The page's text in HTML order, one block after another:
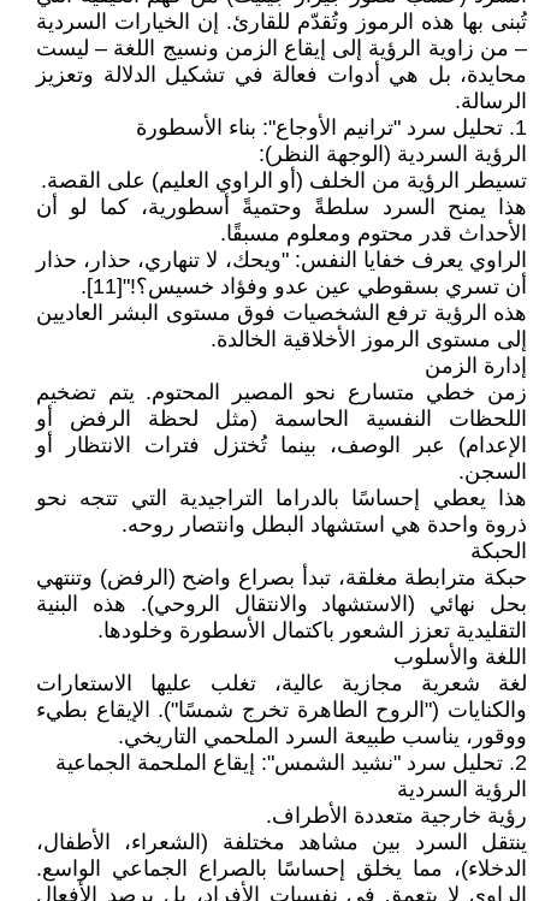
تُبنى بها هذه الرموز وتُقدّم للقارئ. إن الخيارات السردية
– من زاوية الرؤية إلى إيقاع الزمن ونسيج اللغة – ليست
محايدة، بل هي أدوات فعالة في تشكيل الدلالة وتعزيز
الرسالة.
1. تحليل سرد "ترانيم الأوجاع": بناء الأسطورة
الرؤية السردية (الوجهة النظر):
تسيطر الرؤية من الخلف (أو الراوي العليم) على القصة.
هذا يمنح السرد سلطةً وحتميةً أسطورية، كما لو أن
الأحداث قدر محتوم ومعلوم مسبقًا.
الراوي يعرف خفايا النفس: "ويحك، لا تنهاري، حذار، حذار
أن تسري بسقوطي عين عدو وفؤاد خسيس؟!"[11].
هذه الرؤية ترفع الشخصيات فوق مستوى البشر العاديين
إلى مستوى الرموز الأخلاقية الخالدة.
إدارة الزمن
زمن خطي متسارع نحو المصير المحتوم. يتم تضخيم
اللحظات النفسية الحاسمة (مثل لحظة الرفض أو
الإعدام) عبر الوصف، بينما تُختزل فترات الانتظار أو
السجن.
هذا يعطي إحساسًا بالدراما التراجيدية التي تتجه نحو
ذروة واحدة هي استشهاد البطل وانتصار روحه.
الحبكة
حبكة مترابطة مغلقة، تبدأ بصراع واضح (الرفض) وتنتهي
بحل نهائي (الاستشهاد والانتقال الروحي). هذه البنية
التقليدية تعزز الشعور باكتمال الأسطورة وخلودها.
اللغة والأسلوب
لغة شعرية مجازية عالية، تغلب عليها الاستعارات
والكنايات ("الروح الطاهرة تخرج شمسًا"). الإيقاع بطيء
ووقور، يناسب طبيعة السرد الملحمي التاريخي.
2. تحليل سرد "نشيد الشمس": إيقاع الملحمة الجماعية
الرؤية السردية
رؤية خارجية متعددة الأطراف.
ينتقل السرد بين مشاهد مختلفة (الشعراء، الأطفال،
الدخلاء)، مما يخلق إحساسًا بالصراع الجماعي الواسع.
الراوي لا يتعمق في نفسيات الأفراد، بل يرصد الأفعال